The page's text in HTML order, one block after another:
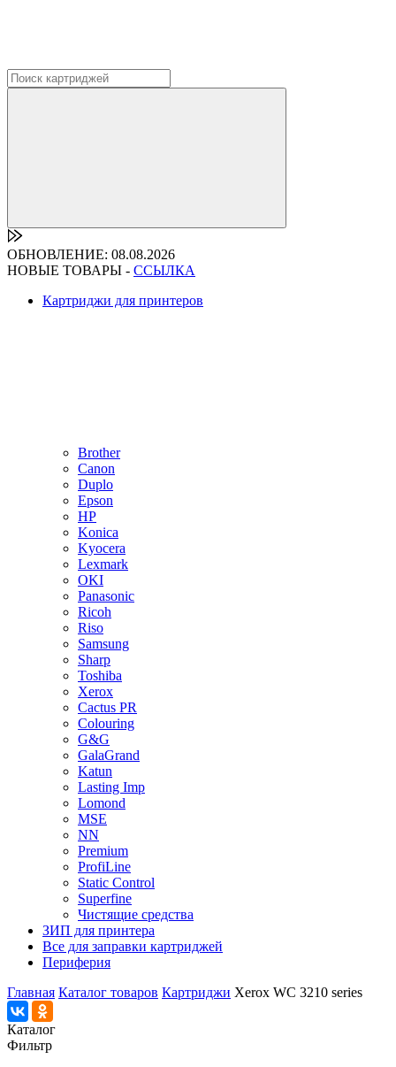
ОБНОВЛЕНИЕ: 08.08.2026
НОВЫЕ ТОВАРЫ - ССЫЛКА
Картриджи для принтеров
Brother
Canon
Duplo
Epson
HP
Konica
Kyocera
Lexmark
OKI
Panasonic
Ricoh
Riso
Samsung
Sharp
Toshiba
Xerox
Cactus PR
Colouring
G&G
GalaGrand
Katun
Lasting Imp
Lomond
MSE
NN
Premium
ProfiLine
Static Control
Superfine
Чистящие средства
ЗИП для принтера
Все для заправки картриджей
Периферия
Главная Каталог товаров Картриджи Xerox WC 3210 series
Каталог
Фильтр